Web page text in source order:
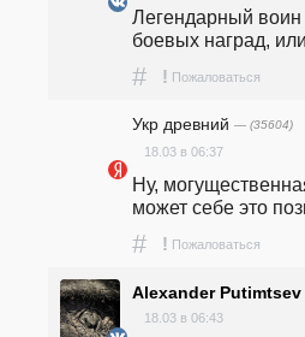
Легендарный воин
боевых наград,
# ! Пожаловаться
Укр древний — (35604)
18.03 в 06:37
Ну,
может себе это
# ! Пожаловаться
Alexander Putimtsev
18.03 в 06:43